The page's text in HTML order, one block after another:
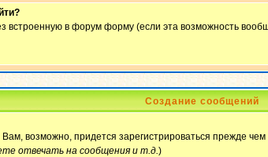
встроенную в форум форму (если эта возможность
Создание сообщений
возможно, придется зарегистрироваться прежде
отвечать на сообщения и т.д.)